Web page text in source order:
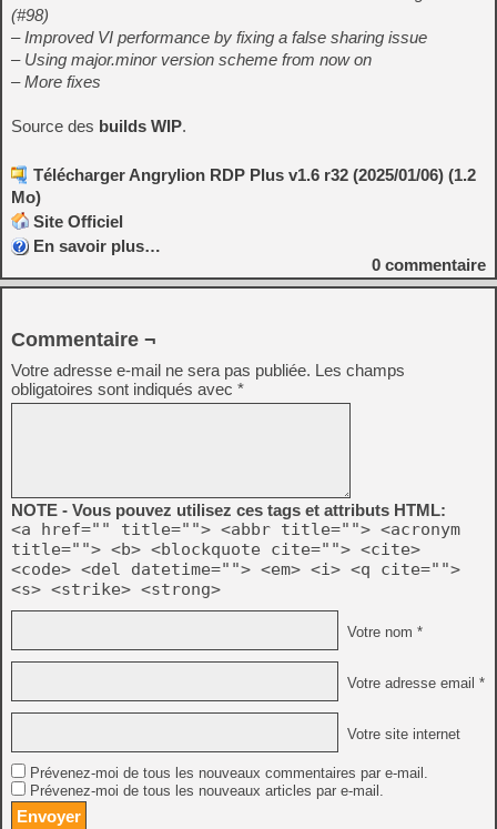
(#98)
– Improved VI performance by fixing a false sharing issue
– Using major.minor version scheme from now on
– More fixes
Source des builds WIP.
Télécharger Angrylion RDP Plus v1.6 r32 (2025/01/06) (1.2
Mo)
Site Officiel
En savoir plus…
0 commentaire
Commentaire ¬
Votre adresse e-mail ne sera pas publiée. Les champs
obligatoires sont indiqués avec *
NOTE - Vous pouvez utilisez ces tags et attributs HTML:
<a href="" title=""> <abbr title=""> <acronym
title=""> <b> <blockquote cite=""> <cite>
<code> <del datetime=""> <em> <i> <q cite="">
<s> <strike> <strong>
Votre nom *
Votre adresse email *
Votre site internet
Prévenez-moi de tous les nouveaux commentaires par e-mail.
Prévenez-moi de tous les nouveaux articles par e-mail.